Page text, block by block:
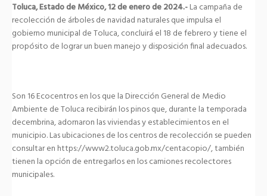
Toluca, Estado de México, 12 de enero de 2024.-La campaña de
recolección de árboles de navidad naturales que impulsa el
gobierno municipal de Toluca, concluirá el 18 de febrero y tiene el
propósito de lograr un buen manejo y disposición final adecuados.
Son 16 Ecocentros en los que la Dirección General de Medio
Ambiente de Toluca recibirán los pinos que, durante la temporada
decembrina, adornaron las viviendas y establecimientos en el
municipio. Las ubicaciones de los centros de recolección se pueden
consultar en https://www2.toluca.gob.mx/centacopio/, también
tienen la opción de entregarlos en los camiones recolectores
municipales.